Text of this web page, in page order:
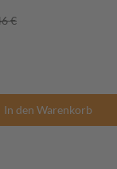
€
In den Warenkorb